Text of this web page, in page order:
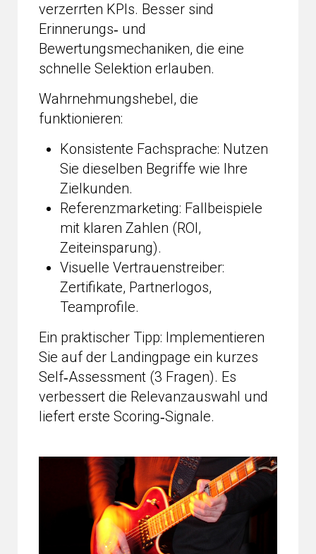
verzerrten KPIs. Besser sind
Erinnerungs‑ und
Bewertungsmechaniken, die eine
schnelle Selektion erlauben.
Wahrnehmungshebel, die
funktionieren:
Konsistente Fachsprache: Nutzen
Sie dieselben Begriffe wie Ihre
Zielkunden.
Referenzmarketing: Fallbeispiele
mit klaren Zahlen (ROI,
Zeiteinsparung).
Visuelle Vertrauenstreiber:
Zertifikate, Partnerlogos,
Teamprofile.
Ein praktischer Tipp: Implementieren
Sie auf der Landingpage ein kurzes
Self‑Assessment (3 Fragen). Es
verbessert die Relevanzauswahl und
liefert erste Scoring‑Signale.